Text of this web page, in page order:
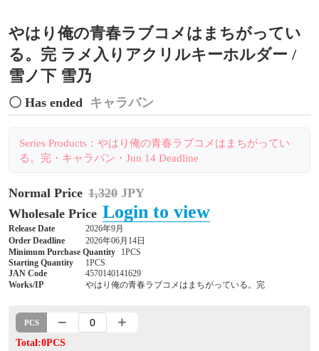
やはり俺の青春ラブコメはまちがってい
る。完 ラメ入りアクリルキーホルダー /
雪ノ下 雪乃
〇 Has ended キャラバン
Series Products：やはり俺の青春ラブコメはまちがってい
る。完・キャラバン・Jun 14 Deadline
Normal Price 1,320 JPY
Wholesale Price Login to view
Release Date
2026年9月
Order Deadline
2026年06月14日
Minimum Purchase Quantity
1PCS
Starting Quantity
1PCS
JAN Code
4570140141629
Works/IP
やはり俺の青春ラブコメはまちがっている。完
PCS
Total:0PCS